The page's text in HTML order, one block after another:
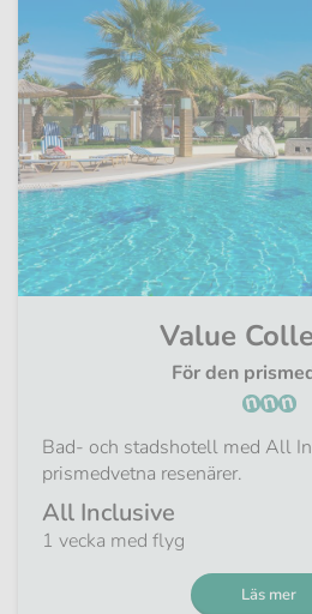
Value
För den
Bad- och stadshotell med All
prismedvetna resenärer.
All Inclusive
1 vecka med flyg
Läs mer